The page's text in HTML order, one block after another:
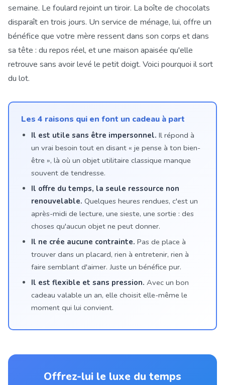
semaine. Le foulard rejoint un tiroir. La boîte de chocolats
disparaît en trois jours. Un service de ménage, lui, offre un
bénéfice que votre mère ressent dans son corps et dans
sa tête : du repos réel, et une maison apaisée qu'elle
retrouve sans avoir levé le petit doigt. Voici pourquoi il sort
du lot.
Les 4 raisons qui en font un cadeau à part
Il est utile sans être impersonnel. Il répond à
un vrai besoin tout en disant « je pense à ton bien-
être », là où un objet utilitaire classique manque
souvent de tendresse.
Il offre du temps, la seule ressource non
renouvelable. Quelques heures rendues, c'est un
après-midi de lecture, une sieste, une sortie : des
choses qu'aucun objet ne peut donner.
Il ne crée aucune contrainte. Pas de place à
trouver dans un placard, rien à entretenir, rien à
faire semblant d'aimer. Juste un bénéfice pur.
Il est flexible et sans pression. Avec un bon
cadeau valable un an, elle choisit elle-même le
moment qui lui convient.
Offrez-lui le luxe du temps